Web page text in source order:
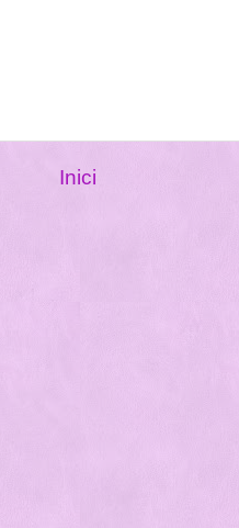
Inici